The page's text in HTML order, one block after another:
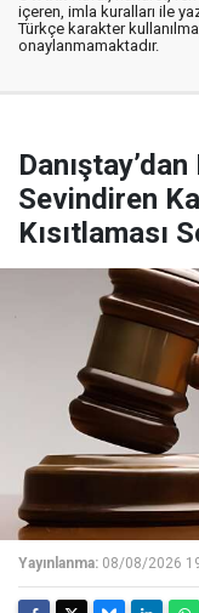
içeren, imla kuralları ile
Türkçe karakter
onaylanmamaktadır.
Sevindiren
Kısıtlaması
Yayınlanma: 08/08/2026